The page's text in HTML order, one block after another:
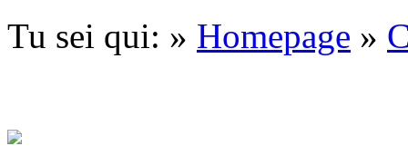
Tu sei qui: » Homepage »